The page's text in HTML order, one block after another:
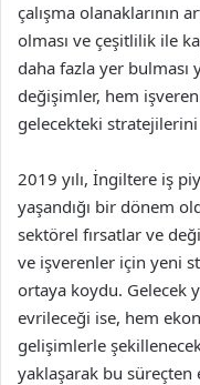
çalışma olanaklarının
olması ve çeşitlilik ile
daha fazla yer bulması
değişimler, hem
gelecekteki
2019 yılı, İngiltere iş
yaşandığı bir dönem
sektörel fırsatlar ve
ve işverenler için yeni
ortaya koydu. Gelecek
evrileceği ise, hem
gelişimlerle
yaklaşarak bu